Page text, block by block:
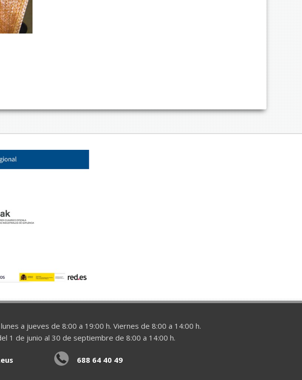
a jueves de 8:00 a 19:00 h. Viernes de 8:00 a 14:00 h.
1 de junio al 30 de septiembre de 8:00 a 14:00 h.
688 64 40 49